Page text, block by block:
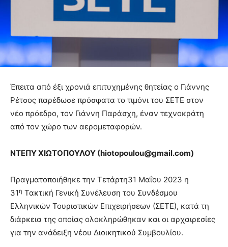
Έπειτα από έξι χρονιά επιτυχημένης θητείας ο Γιάννης
Ρέτσος παρέδωσε πρόσφατα το τιμόνι του ΣΕΤΕ στον
νέο πρόεδρο, τον Γιάννη Παράσχη, έναν τεχνοκράτη
από τον χώρο των αερομεταφορών.
ΝΤΕΠΥ ΧΙΩΤΟΠΟΥΛΟΥ (hiotopoulou@gmail.com)
Πραγματοποιήθηκε την Τετάρτη31 Μαΐου 2023 η
31η Τακτική Γενική Συνέλευση του Συνδέσμου
Ελληνικών Τουριστικών Επιχειρήσεων (ΣΕΤΕ), κατά τη
διάρκεια της οποίας ολοκληρώθηκαν και οι αρχαιρεσίες
για την ανάδειξη νέου Διοικητικού Συμβουλίου.